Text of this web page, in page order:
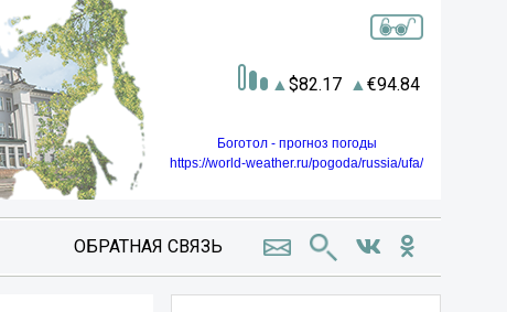
82.17 94.84
Боготол - прогноз погоды
https://world-weather.ru/pogoda/russia/ufa/
ОБРАТНАЯ СВЯЗЬ